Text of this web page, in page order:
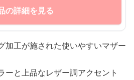
の詳細を見る
加工が施された使いやすいマザー
ーと上品なレザー調アクセント